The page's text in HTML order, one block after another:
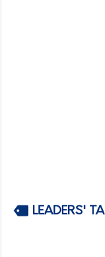
LEADERS'